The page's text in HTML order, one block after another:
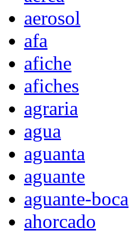
aerosol
afa
afiche
afiches
agraria
agua
aguanta
aguante
aguante-boca
ahorcado